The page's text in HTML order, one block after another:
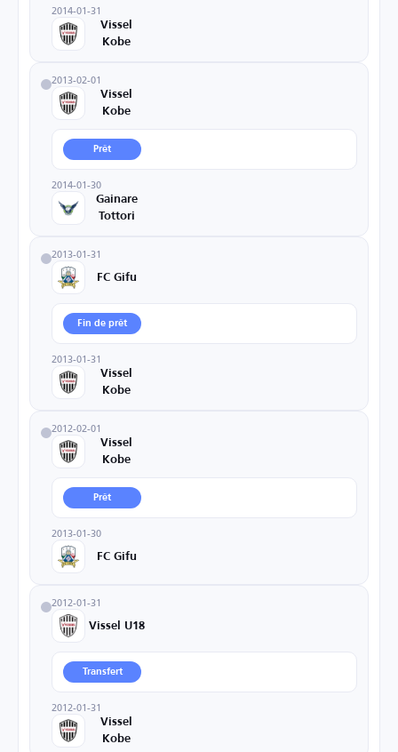
2014-01-31
Vissel
Kobe
2013-02-01
Vissel
Kobe
Prêt
2014-01-30
Gainare
Tottori
2013-01-31
FC Gifu
Fin de prêt
2013-01-31
Vissel
Kobe
2012-02-01
Vissel
Kobe
Prêt
2013-01-30
FC Gifu
2012-01-31
Vissel U18
Transfert
2012-01-31
Vissel
Kobe